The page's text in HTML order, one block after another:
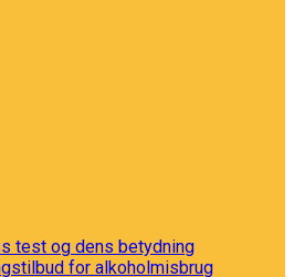
test og dens betydning
for alkoholmisbrug